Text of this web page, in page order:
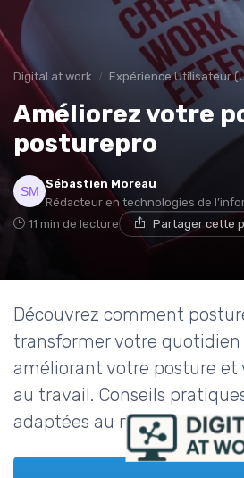
Digital at work Expérience Utilisateur (UX) et
Améliorez votre
posturepro
Sébastien Moreau
Rédacteur en technologies de
11 min de lecture Partager cette
Découvrez comment
transformer votre
améliorant votre posture
au travail. Conseils
adaptées au monde digital.